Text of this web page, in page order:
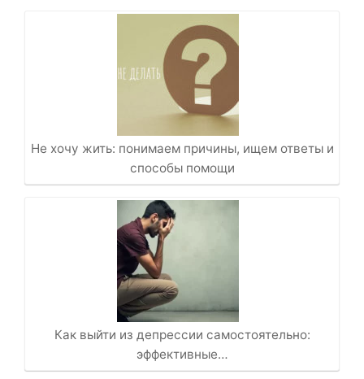
Не хочу жить: понимаем причины, ищем ответы и
способы помощи
Как выйти из депрессии самостоятельно:
эффективные…